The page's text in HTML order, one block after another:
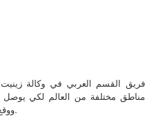
فريق القسم العربي في وكالة
مناطق مختلفة من العالم لكي
ووقع صدى الإنجيل الحي.